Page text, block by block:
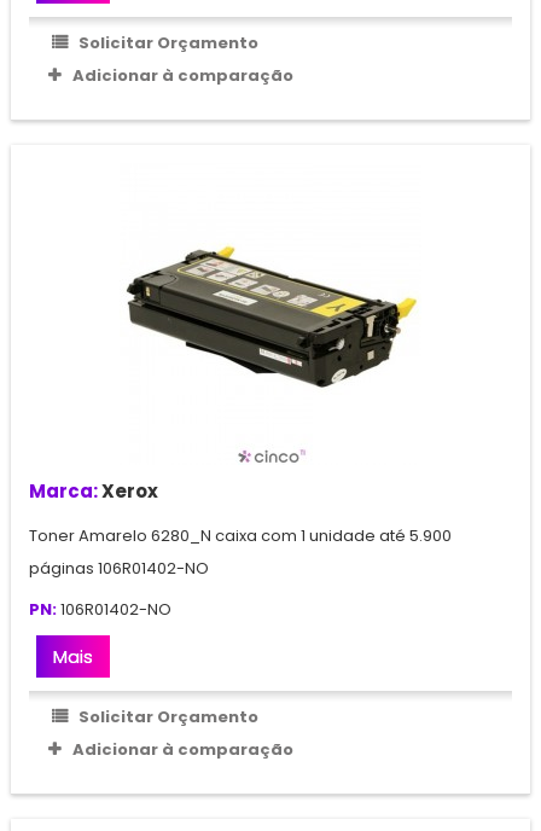
Solicitar Orçamento
Adicionar à comparação
Marca:Xerox
Toner Amarelo 6280_N caixa com 1 unidade até 5.900
páginas 106R01402-NO
PN:106R01402-NO
Mais
Solicitar Orçamento
Adicionar à comparação